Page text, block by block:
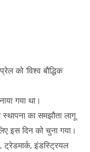
को ‘विश्व बौद्धिक
गया था।
का समझौता लागू
इस दिन को चुना गया।
ट्रेडमार्क, इंडस्ट्रियल